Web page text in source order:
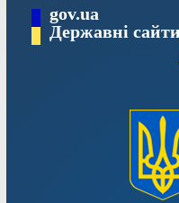
вмісту
gov.ua
Державні